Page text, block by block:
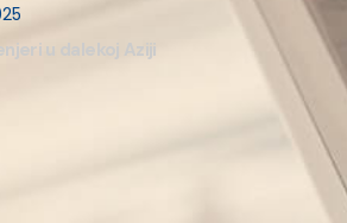
u dalekoj Aziji